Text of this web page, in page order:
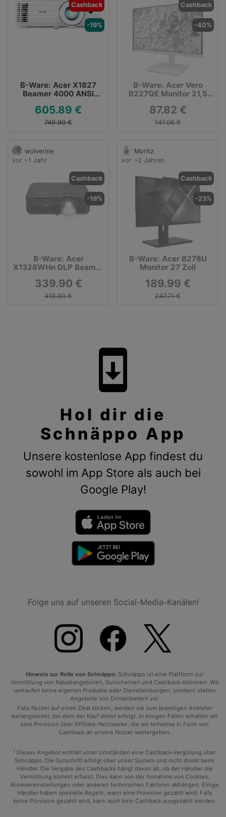
Cashback
-19%
B-Ware: Acer X1827
Beamer 4000 ANSI
605.89 €
749.90 €
Cashback
-40%
B-Ware: Acer Vero
B227QE Monitor 21,5
100Hz, HDMI,
DisplayPort
87.82 €
147.06 €
wolverine
vor ~1 Jahr
Cashback
-19%
B-Ware: Acer
X1328WHn DLP Beamer
339.90 €
419.90 €
Moritz
vor ~2 Jahren
Cashback
-23%
B-Ware: Acer B278U
Monitor 27 Zoll
189.99 €
247.71 €
system_update
Hol dir die
Schnäppo App
Unsere kostenlose App findest du
sowohl im App Store als auch bei
Google Play!
Folge uns auf unseren Social-Media-Kanälen!
Hinweis zur Rolle von Schnäppo: Schnäppo ist eine Plattform zur
Vermittlung von Rabattangeboten, Gutscheinen und Cashback-Aktionen. Wir
verkaufen keine eigenen Produkte oder Dienstleistungen, sondern stellen
Angebote von Drittanbietern vor.
Falls Nutzer auf einen Deal klicken, werden sie zum jeweiligen Anbieter
weitergeleitet, bei dem der Kauf direkt erfolgt. In einigen Fällen erhalten wir
eine Provision über Affiliate-Netzwerke, die wir teilweise in Form von
Cashback an unsere Nutzer weitergeben.
1 Dieses Angebot enthält unter Umständen eine Cashback-Vergütung über
Schnäppo. Die Gutschrift erfolgt über unser System und nicht direkt beim
Händler. Die Vergabe des Cashbacks hängt davon ab, ob der Händler die
Vermittlung korrekt erfasst. Dies kann von der Annahme von Cookies,
Browsereinstellungen oder anderen technischen Faktoren abhängen. Einige
Händler haben spezielle Regeln, wann eine Provision gezahlt wird. Falls
keine Provision gezahlt wird, kann auch kein Cashback ausgezahlt werden.